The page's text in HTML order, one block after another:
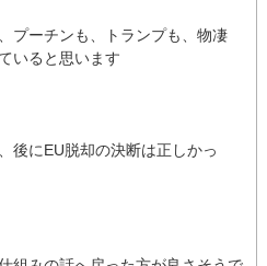
プーチンも、トランプも、物凄
いると思います
後にEU脱却の決断は正しかっ